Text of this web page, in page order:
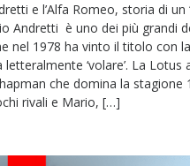
e l’Alfa Romeo, storia di un
Andretti è uno dei più grandi
nel 1978 ha vinto il titolo con
‘volare’. La Lotus
che domina la stagione
rivali e Mario, […]